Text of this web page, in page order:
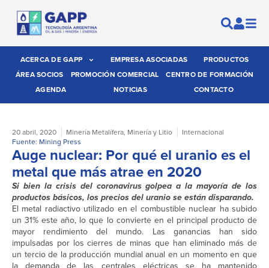
ACERCA DE GAPP EMPRESA ASOCIADAS
PRODUCTOS
ÁREA SOCIOS
PROMOCIÓN COMERCIAL
CENTRO DE FORMACIÓN
AGENDA
NOTICIAS CONTACTO
20 abril, 2020 Minería Metalífera, Minería y Litio
Internacional
Fuente: Mining Press
Auge nuclear: Por qué el uranio es el
metal que más atrae en 2020
Si bien la crisis del coronavirus golpea a la mayoría de los
productos básicos, los precios del uranio se están disparando.
El metal radiactivo utilizado en el combustible nuclear ha subido
un 31% este año, lo que lo convierte en el principal producto de
mayor rendimiento del mundo. Las ganancias han sido
impulsadas por los cierres de minas que han eliminado más de
un tercio de la producción mundial anual en un momento en que